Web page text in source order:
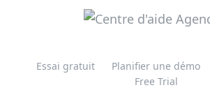
Essai gratuit Planifier une démo
Free Trial